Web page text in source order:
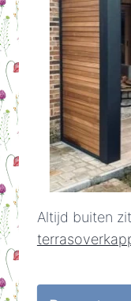
Altijd buiten